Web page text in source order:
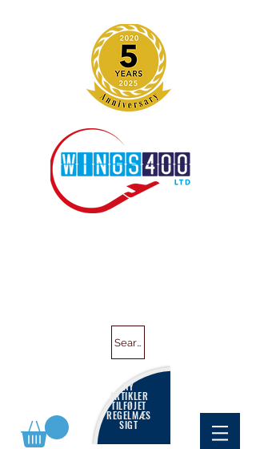
Search
NY
ARTIKLER
TILFØJET
REGELMÆS
SIGT